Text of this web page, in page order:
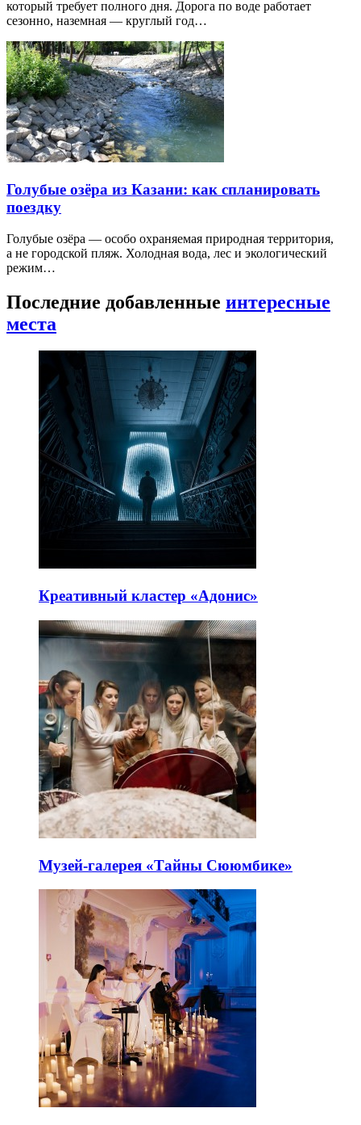
который требует полного дня. Дорога по воде работает
сезонно, наземная — круглый год…
Голубые озёра из Казани: как спланировать
поездку
Голубые озёра — особо охраняемая природная территория,
а не городской пляж. Холодная вода, лес и экологический
режим…
Последние добавленные интересные
места
Креативный кластер «Адонис»
Музей-галерея «Тайны Сююмбике»